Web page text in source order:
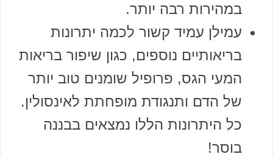
במהירות רבה יותר.
עמילן עמיד קשור לכמה יתרונות
בריאותיים נוספים, כגון שיפור בריאות
המעי הגס, פרופיל שומנים טוב יותר
של הדם ותנגודת מופחתת לאינסולין.
כל היתרונות הללו נמצאים בבננה
בוסר!